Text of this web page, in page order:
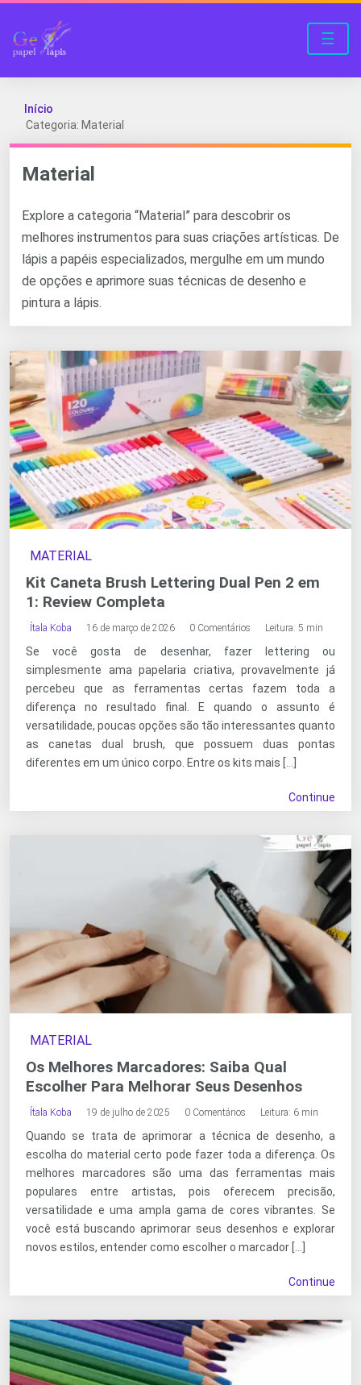
☰
Início
Categoria: Material
Material
Explore a categoria “Material” para descobrir os
melhores instrumentos para suas criações artísticas. De
lápis a papéis especializados, mergulhe em um mundo
de opções e aprimore suas técnicas de desenho e
pintura a lápis.
MATERIAL
Kit Caneta Brush Lettering Dual Pen 2 em
1: Review Completa
Ítala Koba 16 de março de 2026 0 Comentários Leitura: 5 min
Se você gosta de desenhar, fazer lettering ou
simplesmente ama papelaria criativa, provavelmente já
percebeu que as ferramentas certas fazem toda a
diferença no resultado final. E quando o assunto é
versatilidade, poucas opções são tão interessantes quanto
as canetas dual brush, que possuem duas pontas
diferentes em um único corpo. Entre os kits mais […]
Continue
MATERIAL
Os Melhores Marcadores: Saiba Qual
Escolher Para Melhorar Seus Desenhos
Ítala Koba 19 de julho de 2025 0 Comentários Leitura: 6 min
Quando se trata de aprimorar a técnica de desenho, a
escolha do material certo pode fazer toda a diferença. Os
melhores marcadores são uma das ferramentas mais
populares entre artistas, pois oferecem precisão,
versatilidade e uma ampla gama de cores vibrantes. Se
você está buscando aprimorar seus desenhos e explorar
novos estilos, entender como escolher o marcador […]
Continue